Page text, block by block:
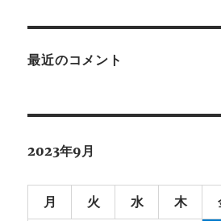
最近のコメント
2023年9月
月 火 水 木